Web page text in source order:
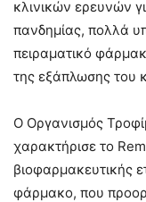
κλινικών ερευνών
πανδημίας, πολλά
πειραματικό
της εξάπλωσης του
Ο Οργανισμός
χαρακτήρισε το
βιοφαρμακευτικής
φάρμακο, που